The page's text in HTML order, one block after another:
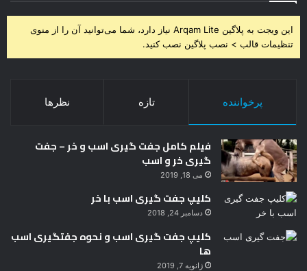
این ویجت به پلاگین Arqam Lite نیاز دارد، شما می‌توانید آن را از منوی
تنظیمات قالب > نصب پلاگین نصب کنید.
پرخواننده تازه نظرها
فیلم کامل جفت گیری اسب و خر – جفت
گیری خر و اسب
می 18, 2019
کلیپ جفت گیری اسب با خر
دسامبر 24, 2018
کلیپ جفت گیری اسب و نحوه جفتگیری اسب
ها
ژانویه 7, 2019